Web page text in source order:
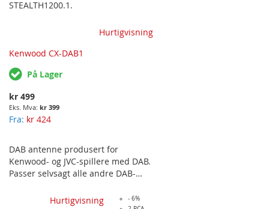
STEALTH1200.1.
Hurtigvisning
Kenwood CX-DAB1
På Lager
kr 499
kr 399
Fra kr 424
DAB antenne produsert for
Kenwood- og JVC-spillere med DAB.
Passer selvsagt alle andre DAB-
SMB-hann kontakt.
Hurtigvisning
- 6%